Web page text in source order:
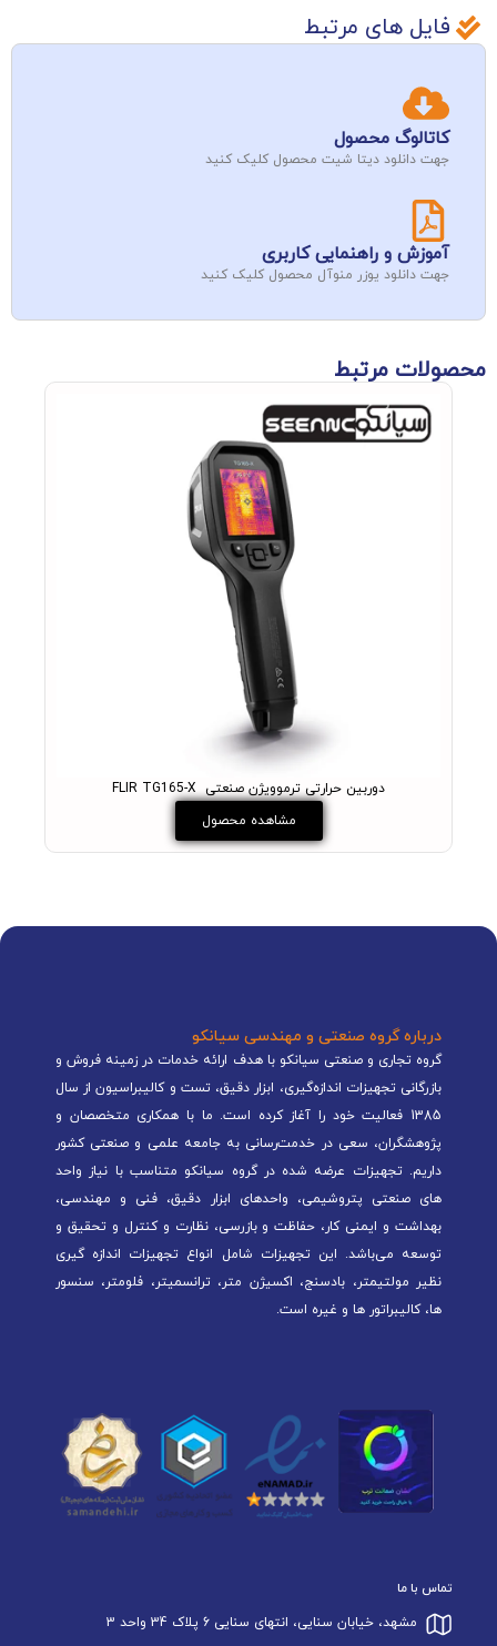
فایل های مرتبط
کاتالوگ محصول
جهت دانلود دیتا شیت محصول کلیک کنید
آموزش و راهنمایی کاربری
جهت دانلود یوزر منوآل محصول کلیک کنید
محصولات مرتبط
دوربین حرارتی ترموویژن صنعتی FLIR TG165-X
مشاهده محصول
درباره گروه صنعتی و مهندسی سیانکو
گروه تجاری و صنعتی سیانکو با هدف ارائه خدمات در زمینه فروش و
بازرگانی تجهیزات اندازه‌گیری، ابزار دقیق، تست و کالیبراسیون از سال
1385 فعالیت خود را آغاز کرده است. ما با همکاری متخصصان و
پژوهشگران، سعی در خدمت‌رسانی به جامعه علمی و صنعتی کشور
داریم. تجهیزات عرضه شده در گروه سیانکو متناسب با نیاز واحد
های صنعتی پتروشیمی، واحدهای ابزار دقیق، فنی و مهندسی،
بهداشت و ایمنی کار، حفاظت و بازرسی، نظارت و کنترل و تحقیق و
توسعه می‌باشد. این تجهیزات شامل انواع تجهیزات اندازه گیری
نظیر مولتیمتر، بادسنج، اکسیژن متر، ترانسمیتر، فلومتر، سنسور
ها، کالیبراتور ها و غیره است.
تماس با ما
مشهد، خیابان سنایی، انتهای سنایی 6 پلاک 34 واحد 3